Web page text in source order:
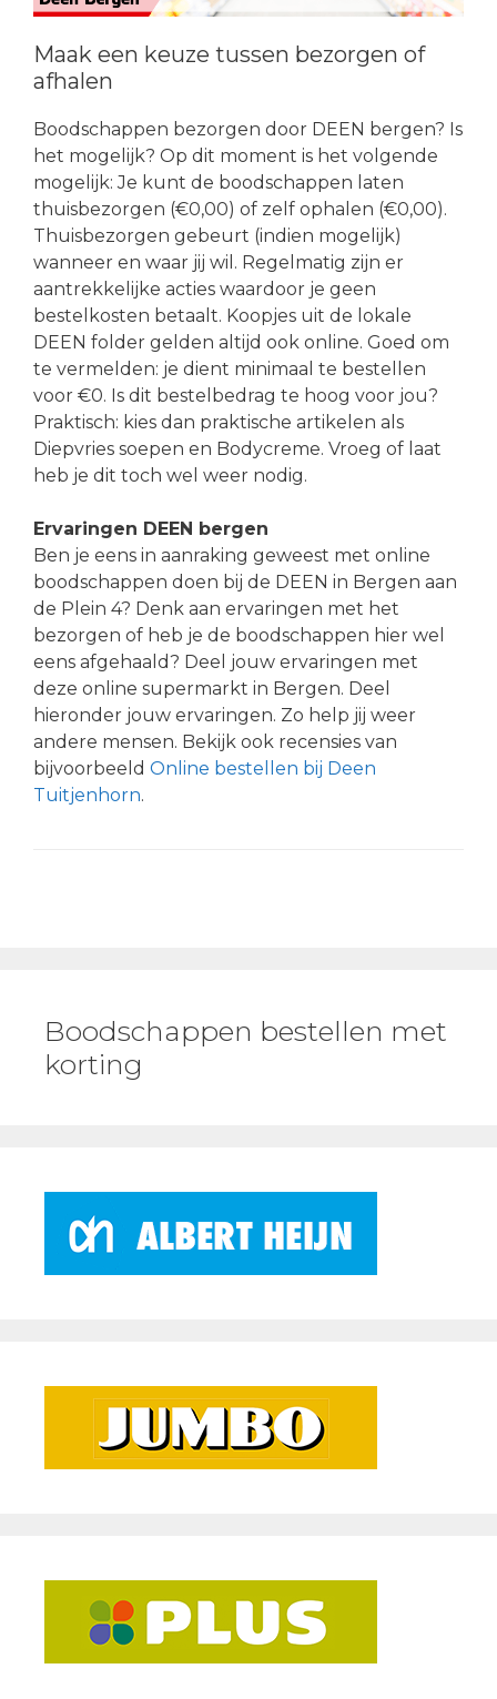
Maak een keuze tussen bezorgen of
afhalen
Boodschappen bezorgen door DEEN bergen? Is
het mogelijk? Op dit moment is het volgende
mogelijk: Je kunt de boodschappen laten
thuisbezorgen (€0,00) of zelf ophalen (€0,00).
Thuisbezorgen gebeurt (indien mogelijk)
wanneer en waar jij wil. Regelmatig zijn er
aantrekkelijke acties waardoor je geen
bestelkosten betaalt. Koopjes uit de lokale
DEEN folder gelden altijd ook online. Goed om
te vermelden: je dient minimaal te bestellen
voor €0. Is dit bestelbedrag te hoog voor jou?
Praktisch: kies dan praktische artikelen als
Diepvries soepen en Bodycreme. Vroeg of laat
heb je dit toch wel weer nodig.
Ervaringen DEEN bergen
Ben je eens in aanraking geweest met online
boodschappen doen bij de DEEN in Bergen aan
de Plein 4? Denk aan ervaringen met het
bezorgen of heb je de boodschappen hier wel
eens afgehaald? Deel jouw ervaringen met
deze online supermarkt in Bergen. Deel
hieronder jouw ervaringen. Zo help jij weer
andere mensen. Bekijk ook recensies van
bijvoorbeeld Online bestellen bij Deen
Tuitjenhorn.
Boodschappen bestellen met
korting